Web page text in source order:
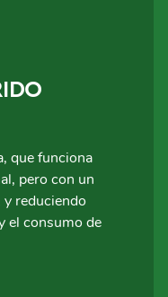
que funciona
pero con un
reduciendo
el consumo de